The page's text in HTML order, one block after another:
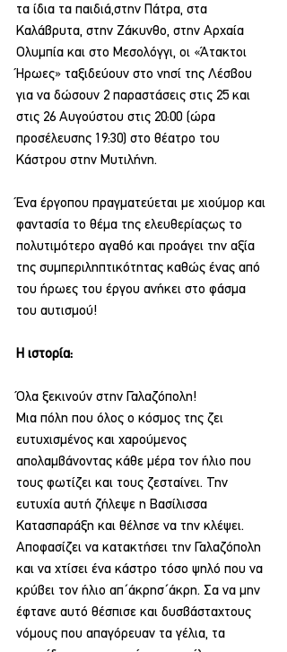
τα ίδια τα παιδιά,στην Πάτρα, στα
Καλάβρυτα, στην Ζάκυνθο, στην Αρχαία
Ολυμπία και στο Μεσολόγγι, οι «Άτακτοι
Ήρωες» ταξιδεύουν στο νησί της Λέσβου
για να δώσουν 2 παραστάσεις στις 25 και
στις 26 Αυγούστου στις 20:00 (ώρα
προσέλευσης 19:30) στο θέατρο του
Κάστρου στην Μυτιλήνη.
Ένα έργοπου πραγματεύεται με χιούμορ και
φαντασία το θέμα της ελευθερίαςως το
πολυτιμότερο αγαθό και προάγει την αξία
της συμπεριληπτικότητας καθώς ένας από
του ήρωες του έργου ανήκει στο φάσμα
του αυτισμού!
Η ιστορία:
Όλα ξεκινούν στην Γαλαζόπολη!
Μια πόλη που όλος ο κόσμος της ζει
ευτυχισμένος και χαρούμενος
απολαμβάνοντας κάθε μέρα τον ήλιο που
τους φωτίζει και τους ζεσταίνει. Την
ευτυχία αυτή ζήλεψε η Βασίλισσα
Κατασπαράξη και θέλησε να την κλέψει.
Αποφασίζει να κατακτήσει την Γαλαζόπολη
και να χτίσει ένα κάστρο τόσο ψηλό που να
κρύβει τον ήλιο απ΄άκρησ΄άκρη. Σα να μην
έφτανε αυτό θέσπισε και δυσβάσταχτους
νόμους που απαγόρευαν τα γέλια, τα